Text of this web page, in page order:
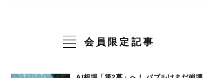
会員限定記事